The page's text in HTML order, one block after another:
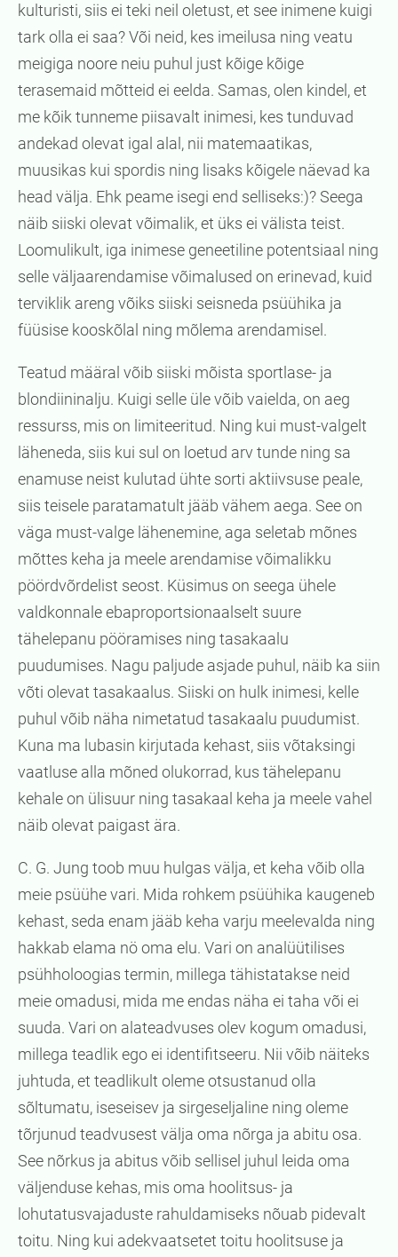
kulturisti, siis ei teki neil oletust, et see inimene kuigi
tark olla ei saa? Või neid, kes imeilusa ning veatu
meigiga noore neiu puhul just kõige kõige
terasemaid mõtteid ei eelda. Samas, olen kindel, et
me kõik tunneme piisavalt inimesi, kes tunduvad
andekad olevat igal alal, nii matemaatikas,
muusikas kui spordis ning lisaks kõigele näevad ka
head välja. Ehk peame isegi end selliseks:)? Seega
näib siiski olevat võimalik, et üks ei välista teist.
Loomulikult, iga inimese geneetiline potentsiaal ning
selle väljaarendamise võimalused on erinevad, kuid
terviklik areng võiks siiski seisneda psüühika ja
füüsise kooskõlal ning mõlema arendamisel.
Teatud määral võib siiski mõista sportlase- ja
blondiininalju. Kuigi selle üle võib vaielda, on aeg
ressurss, mis on limiteeritud. Ning kui must-valgelt
läheneda, siis kui sul on loetud arv tunde ning sa
enamuse neist kulutad ühte sorti aktiivsuse peale,
siis teisele paratamatult jääb vähem aega. See on
väga must-valge lähenemine, aga seletab mõnes
mõttes keha ja meele arendamise võimalikku
pöördvõrdelist seost. Küsimus on seega ühele
valdkonnale ebaproportsionaalselt suure
tähelepanu pööramises ning tasakaalu
puudumises. Nagu paljude asjade puhul, näib ka siin
võti olevat tasakaalus. Siiski on hulk inimesi, kelle
puhul võib näha nimetatud tasakaalu puudumist.
Kuna ma lubasin kirjutada kehast, siis võtaksingi
vaatluse alla mõned olukorrad, kus tähelepanu
kehale on ülisuur ning tasakaal keha ja meele vahel
näib olevat paigast ära.
C. G. Jung toob muu hulgas välja, et keha võib olla
meie psüühe vari. Mida rohkem psüühika kaugeneb
kehast, seda enam jääb keha varju meelevalda ning
hakkab elama nö oma elu. Vari on analüütilises
psühholoogias termin, millega tähistatakse neid
meie omadusi, mida me endas näha ei taha või ei
suuda. Vari on alateadvuses olev kogum omadusi,
millega teadlik ego ei identifitseeru. Nii võib näiteks
juhtuda, et teadlikult oleme otsustanud olla
sõltumatu, iseseisev ja sirgeseljaline ning oleme
tõrjunud teadvusest välja oma nõrga ja abitu osa.
See nõrkus ja abitus võib sellisel juhul leida oma
väljenduse kehas, mis oma hoolitsus- ja
lohutatusvajaduste rahuldamiseks nõuab pidevalt
toitu. Ning kui adekvaatsetet toitu hoolitsuse ja